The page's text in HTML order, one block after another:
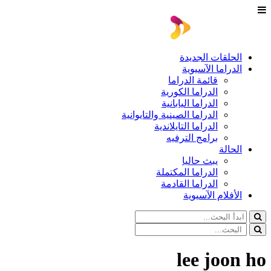
الحلقات الجديدة
الدراما الآسيوية
قائمة الدراما
الدراما الكورية
الدراما اليابانية
الدراما الصينية والتايوانية
الدراما التايلاندية
برامج الترفيه
الحالة
يبث حاليا
الدراما المكتملة
الدراما القادمة
الأفلام الآسيوية
lee joon ho